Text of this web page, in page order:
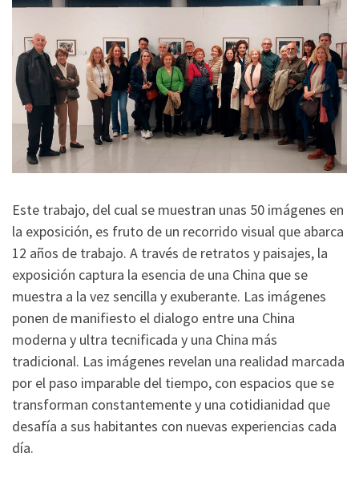
Este trabajo, del cual se muestran unas 50 imágenes en
la exposición, es fruto de un recorrido visual que abarca
12 años de trabajo. A través de retratos y paisajes, la
exposición captura la esencia de una China que se
muestra a la vez sencilla y exuberante. Las imágenes
ponen de manifiesto el dialogo entre una China
moderna y ultra tecnificada y una China más
tradicional. Las imágenes revelan una realidad marcada
por el paso imparable del tiempo, con espacios que se
transforman constantemente y una cotidianidad que
desafía a sus habitantes con nuevas experiencias cada
día.